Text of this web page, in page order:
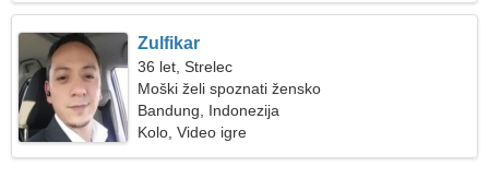
Zulfikar
36 let, Strelec
Moški želi spoznati žensko
Bandung, Indonezija
Kolo, Video igre